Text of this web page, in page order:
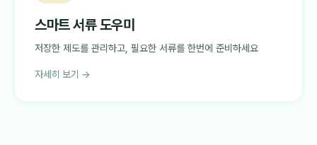
스마트 서류 도우미
저장한 제도를 관리하고, 필요한 서류를 한번에 준비하세요
자세히 보기 →